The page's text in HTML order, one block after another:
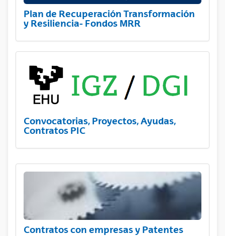
Plan de Recuperación Transformación
y Resiliencia- Fondos MRR
Convocatorias, Proyectos, Ayudas,
Contratos PIC
Contratos con empresas y Patentes